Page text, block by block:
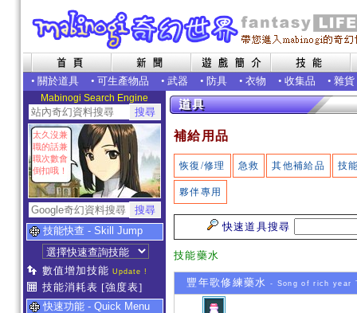
• 關於道具 • 可生產物品 • 武器 • 防具 • 衣物 • 收集品 • 雜貨
Mabinogi Search Engine
太久沒兼
職的話兼
職次數會
倒扣哦！
技能快查 - Skill Jump
數值增加技能 Update !
技能消耗表 [強度表]
快速功能 - Quick Menu
補給用品
恢復/修理 急救 其他補給品 技
夥伴專用
快速道具搜尋
技能藥水
豐年歌修練藥水 - Song of rich year